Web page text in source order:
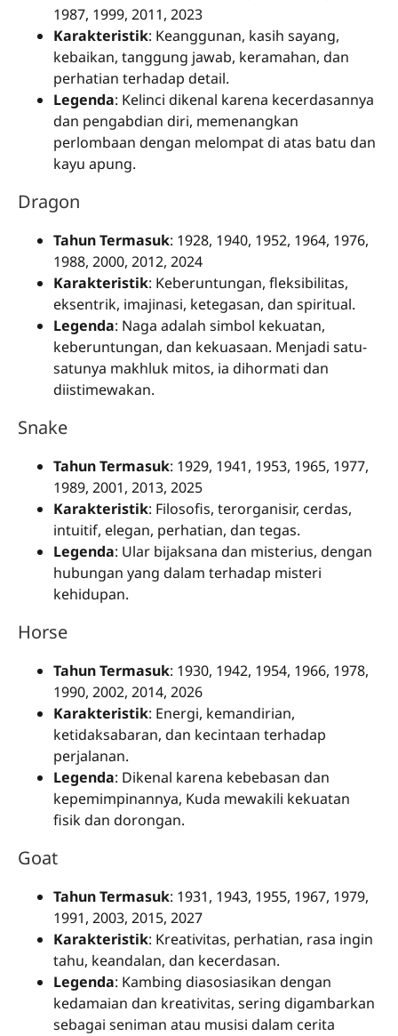
1987, 1999, 2011, 2023
Karakteristik: Keanggunan, kasih sayang,
kebaikan, tanggung jawab, keramahan, dan
perhatian terhadap detail.
Legenda: Kelinci dikenal karena kecerdasannya
dan pengabdian diri, memenangkan
perlombaan dengan melompat di atas batu dan
kayu apung.
Dragon
Tahun Termasuk: 1928, 1940, 1952, 1964, 1976,
1988, 2000, 2012, 2024
Karakteristik: Keberuntungan, fleksibilitas,
eksentrik, imajinasi, ketegasan, dan spiritual.
Legenda: Naga adalah simbol kekuatan,
keberuntungan, dan kekuasaan. Menjadi satu-
satunya makhluk mitos, ia dihormati dan
diistimewakan.
Snake
Tahun Termasuk: 1929, 1941, 1953, 1965, 1977,
1989, 2001, 2013, 2025
Karakteristik: Filosofis, terorganisir, cerdas,
intuitif, elegan, perhatian, dan tegas.
Legenda: Ular bijaksana dan misterius, dengan
hubungan yang dalam terhadap misteri
kehidupan.
Horse
Tahun Termasuk: 1930, 1942, 1954, 1966, 1978,
1990, 2002, 2014, 2026
Karakteristik: Energi, kemandirian,
ketidaksabaran, dan kecintaan terhadap
perjalanan.
Legenda: Dikenal karena kebebasan dan
kepemimpinannya, Kuda mewakili kekuatan
fisik dan dorongan.
Goat
Tahun Termasuk: 1931, 1943, 1955, 1967, 1979,
1991, 2003, 2015, 2027
Karakteristik: Kreativitas, perhatian, rasa ingin
tahu, keandalan, dan kecerdasan.
Legenda: Kambing diasosiasikan dengan
kedamaian dan kreativitas, sering digambarkan
sebagai seniman atau musisi dalam cerita